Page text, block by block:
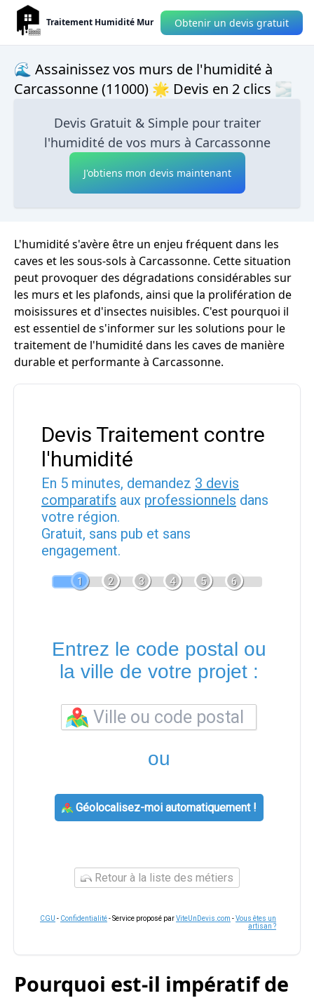
Traitement Humidité Mur Obtenir un devis gratuit
🌊 Assainissez vos murs de l'humidité à
Carcassonne (11000) 🌟 Devis en 2 clics 🌫
Devis Gratuit & Simple pour traiter
l'humidité de vos murs à Carcassonne
J'obtiens mon devis maintenant
L'humidité s'avère être un enjeu fréquent dans les
caves et les sous-sols à Carcassonne. Cette situation
peut provoquer des dégradations considérables sur
les murs et les plafonds, ainsi que la prolifération de
moisissures et d'insectes nuisibles. C'est pourquoi il
est essentiel de s'informer sur les solutions pour le
traitement de l'humidité dans les caves de manière
durable et performante à Carcassonne.
Devis Traitement contre
l'humidité
En 5 minutes, demandez 3 devis
comparatifs aux professionnels dans
votre région.
Gratuit, sans pub et sans
engagement.
1 2 3 4 5 6
Entrez le code postal ou
la ville de votre projet :
ou
Géolocalisez-moi automatiquement !
Retour à la liste des métiers
CGU - Confidentialité- Service proposé parViteUnDevis.com -Vous êtes un
artisan ?
Pourquoi est-il impératif de